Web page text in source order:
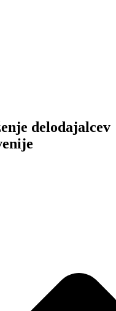
delodajalcev